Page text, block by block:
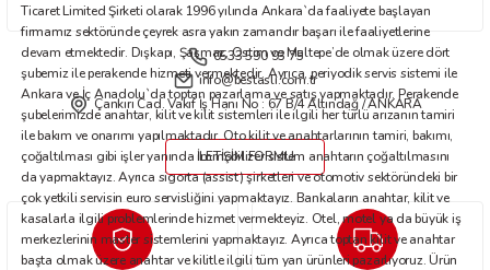
Ticaret Limited Şirketi olarak 1996 yılında Ankara`da faaliyete başlayan
firmamız sektöründe çeyrek asra yakın zamandır başarı ile faaliyetlerine
devam etmektedir. Dışkapı, Şaşmaz, Ostim ve Maltepe’de olmak üzere dört
şubemiz ile perakende hizmeti vermektedir. Ayrıca, periyodik servis sistemi ile
Ankara ve İç Anadolu`da toptan pazarlama ve satış yapmaktadır. Perakende
şubelerimizde anahtar, kilit ve kilit sistemleri ile ilgili her türlü arızanın tamiri
ile bakım ve onarımı yapılmaktadır. Oto kilit ve anahtarlarının tamiri, bakımı,
çoğaltılması gibi işler yanında immobilizer sistem anahtarın çoğaltılmasını
da yapmaktayız. Ayrıca sigorta (assist) şirketleri ve otomotiv sektöründeki bir
çok yetkili servisin euro servisliğini yapmaktayız. Bankaların anahtar, kilit ve
kasalarla ilgili problemlerinde hizmet vermekteyiz. Otel, motel ya da büyük iş
merkezlerinin master sistemlerini yapmaktayız. Ayrıca toptan kilit ve anahtar
başta olmak üzere anahtar ve kilitle ilgili tüm yan ürünleri pazarlıyoruz. Ürün
0533 590 93 75
info@bestasli.com.tr
Çankırı Cad. Vakıf İş Hanı No : 67 B/4 Altındağ / ANKARA
İLETİŞİM FORMU